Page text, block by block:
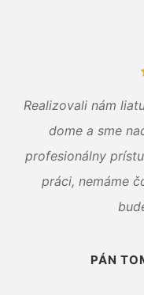
Realizovali nám
dome a sme
profesionálny
práci, nemáme
PÁN